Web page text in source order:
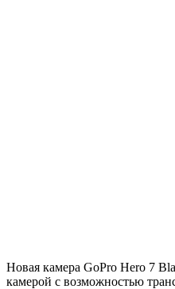
Новая камера GoPro Hero 7
камерой с возможностью